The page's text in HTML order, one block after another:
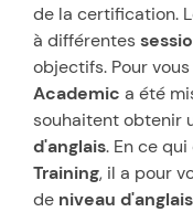
de la certification.
à différentes
objectifs. Pour
Academic a été
souhaitent obtenir
d'anglais. En ce qui
Training, il a pour
de niveau d'anglais